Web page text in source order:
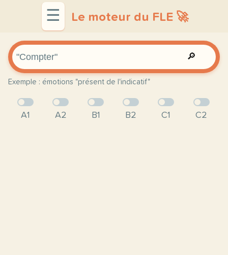
☰ Le moteur du FLE 🚀
🔎
Exemple : émotions "présent de l'indicatif"
A1 A2 B1 B2 C1 C2